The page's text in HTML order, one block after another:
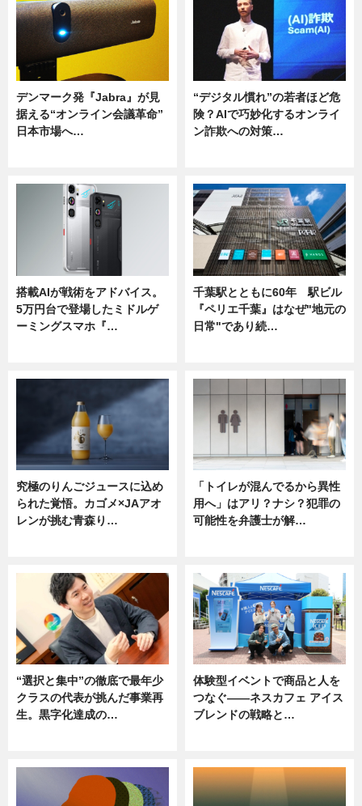
デンマーク発『Jabra』が見
据える“オンライン会議革命”
日本市場へ…
“デジタル慣れ”の若者ほど危
険？AIで巧妙化するオンライ
ン詐欺への対策…
搭載AIが戦術をアドバイス。
5万円台で登場したミドルゲ
ーミングスマホ『…
千葉駅とともに60年 駅ビル
『ペリエ千葉』はなぜ"地元の
日常"であり続…
究極のりんごジュースに込め
られた覚悟。カゴメ×JAアオ
レンが挑む青森り…
「トイレが混んでるから異性
用へ」はアリ？ナシ？犯罪の
可能性を弁護士が解…
“選択と集中”の徹底で最年少
クラスの代表が挑んだ事業再
生。黒字化達成の…
体験型イベントで商品と人を
つなぐ――ネスカフェ アイス
ブレンドの戦略と…